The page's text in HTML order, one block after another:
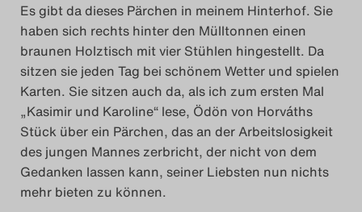
Das Theatertreffen-Blog
2014
Das Theatertreffen-Blog
2015
Das Theatertreffen-Blog
2016
Es gibt da dieses Pärchen in meinem Hinterhof. Sie
haben sich rechts hinter den Mülltonnen einen
braunen Holztisch mit vier Stühlen hingestellt. Da
sitzen sie jeden Tag bei schönem Wetter und spielen
Karten. Sie sitzen auch da, als ich zum ersten Mal
„Kasimir und Karoline“ lese, Ödön von Horváths
Stück über ein Pärchen, das an der Arbeitslosigkeit
des jungen Mannes zerbricht, der nicht von dem
Gedanken lassen kann, seiner Liebsten nun nichts
mehr bieten zu können.